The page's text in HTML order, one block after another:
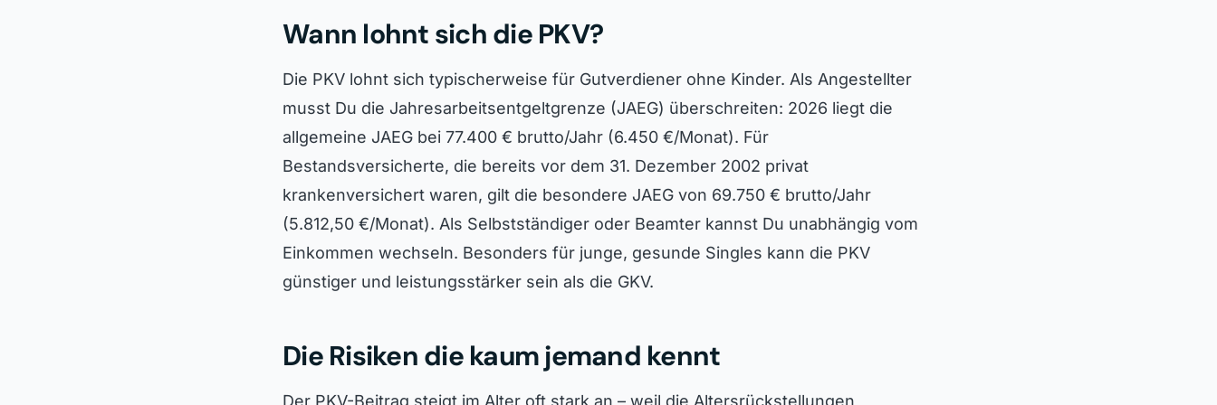
Wann lohnt sich die PKV?
Die PKV lohnt sich typischerweise für Gutverdiener ohne Kinder. Als Angestellter
musst Du die Jahresarbeitsentgeltgrenze (JAEG) überschreiten: 2026 liegt die
allgemeine JAEG bei 77.400 € brutto/Jahr (6.450 €/Monat). Für
Bestandsversicherte, die bereits vor dem 31. Dezember 2002 privat
krankenversichert waren, gilt die besondere JAEG von 69.750 € brutto/Jahr
(5.812,50 €/Monat). Als Selbstständiger oder Beamter kannst Du unabhängig vom
Einkommen wechseln. Besonders für junge, gesunde Singles kann die PKV
günstiger und leistungsstärker sein als die GKV.
Die Risiken die kaum jemand kennt
Der PKV-Beitrag steigt im Alter oft stark an – weil die Altersrückstellungen